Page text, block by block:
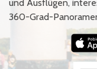
und Ausflügen,
360-Grad-